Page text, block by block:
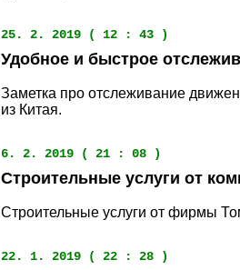
25. 2. 2019 ( 12 : 43 )
Удобное и быстрое
Заметка про отслеживание
из Китая.
6. 2. 2019 ( 21 : 08 )
Строительные услуги от
Строительные услуги от фирмы
22. 1. 2019 ( 22 : 28 )